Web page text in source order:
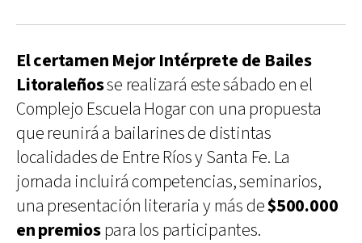
El certamen Mejor Intérprete de Bailes
Litoraleñosse realizará este sábado en el
Complejo Escuela Hogar con una propuesta
que reunirá a bailarines de distintas
localidades de Entre Ríos y Santa Fe. La
jornada incluirá competencias, seminarios,
una presentación literaria y más de$500.000
en premiospara los participantes.